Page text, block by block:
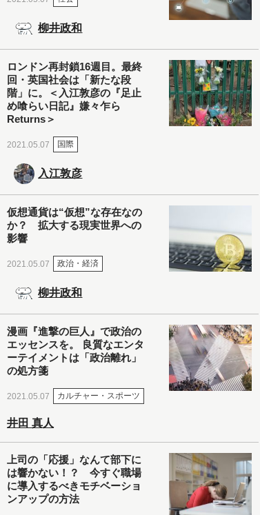
柳井政和
ロンドン再封鎖16週目。最終
回・英国社会は「新たな段
階」に。＜入江敦彦の『足止
め喰らい日記』嫌々乍ら
Returns＞
2021.05.07 国際
入江敦彦
仮想通貨は“仮想”な存在なの
か？ 拡大する現実世界への
影響
2021.05.07 政治・経済
柳井政和
漫画『進撃の巨人』で政治の
エッセンスを。 良質なエンタ
ーテイメントは「政治離れ」
の処方箋
2021.05.07 カルチャー・スポーツ
井田 真人
上司の「応援」なんて部下に
は響かない！？ 今すぐ職場
に導入するべきモチベーショ
ンアップの方法